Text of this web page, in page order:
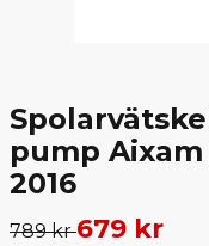
pump
2016
789 kr679 kr